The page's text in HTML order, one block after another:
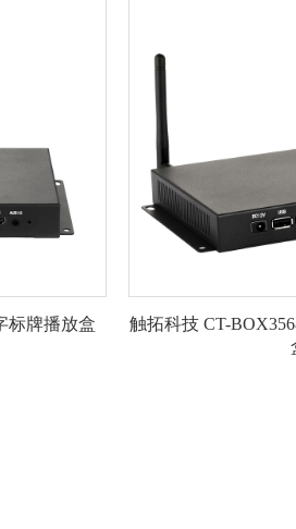
标牌播放盒
触拓科技 CT-